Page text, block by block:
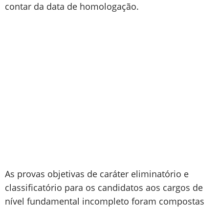
contar da data de homologação.
As provas objetivas de caráter eliminatório e
classificatório para os candidatos aos cargos de
nível fundamental incompleto foram compostas